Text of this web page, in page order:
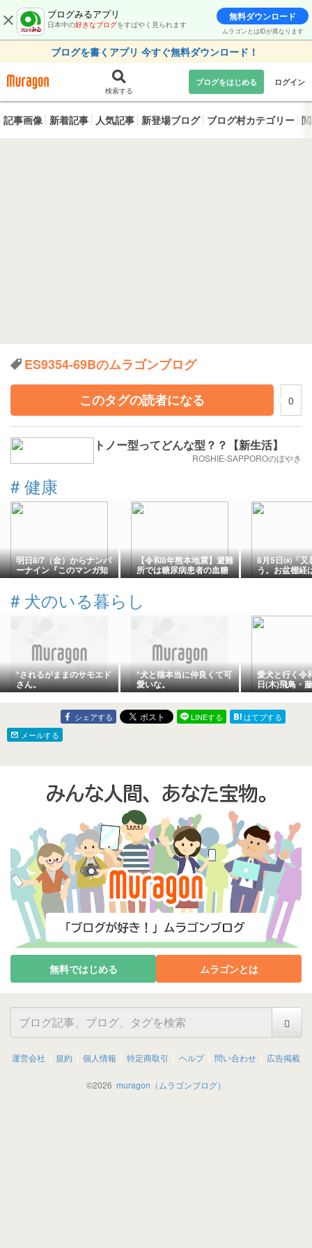
ブログみるアプリ
日本中の好きなブログをすばやく見られます
無料ダウンロード
ムラゴンとはIDが異なります
ブログを書くアプリ 今すぐ無料ダウンロード！
検索する
ブログをはじめる ログイン
記事画像 新着記事 人気記事 新登場ブログ ブログ村カテゴリー
ES9354-69Bのムラゴンブログ
このタグの読者になる
0
トノー型ってどんな型？？【新生活】
ROSHIE-SAPPOROのぼやき
# 健康
明日8/7（金）からナンバ
ーナイン『このマンガ知
ってる？』キャンペーン
【令和8年熊本地震】避難
所では糖尿病患者の血糖
値が悪化しがち！
8月5日㈬「又
う。お盆棚経
～」
# 犬のいる暮らし
*されるがままのサモエド
さん。
*犬と猫本当に仲良くて可
愛いな。
愛犬と行く令
日(木)飛鳥・
の町、天気状
大仏殿夜間拝
シェアする LINEする
はてブする
メールする
無料ではじめる ムラゴンとは
運営会社 規約 個人情報 特定商取引 ヘルプ 問い合わせ 広告掲載
©2026 muragon（ムラゴンブログ）